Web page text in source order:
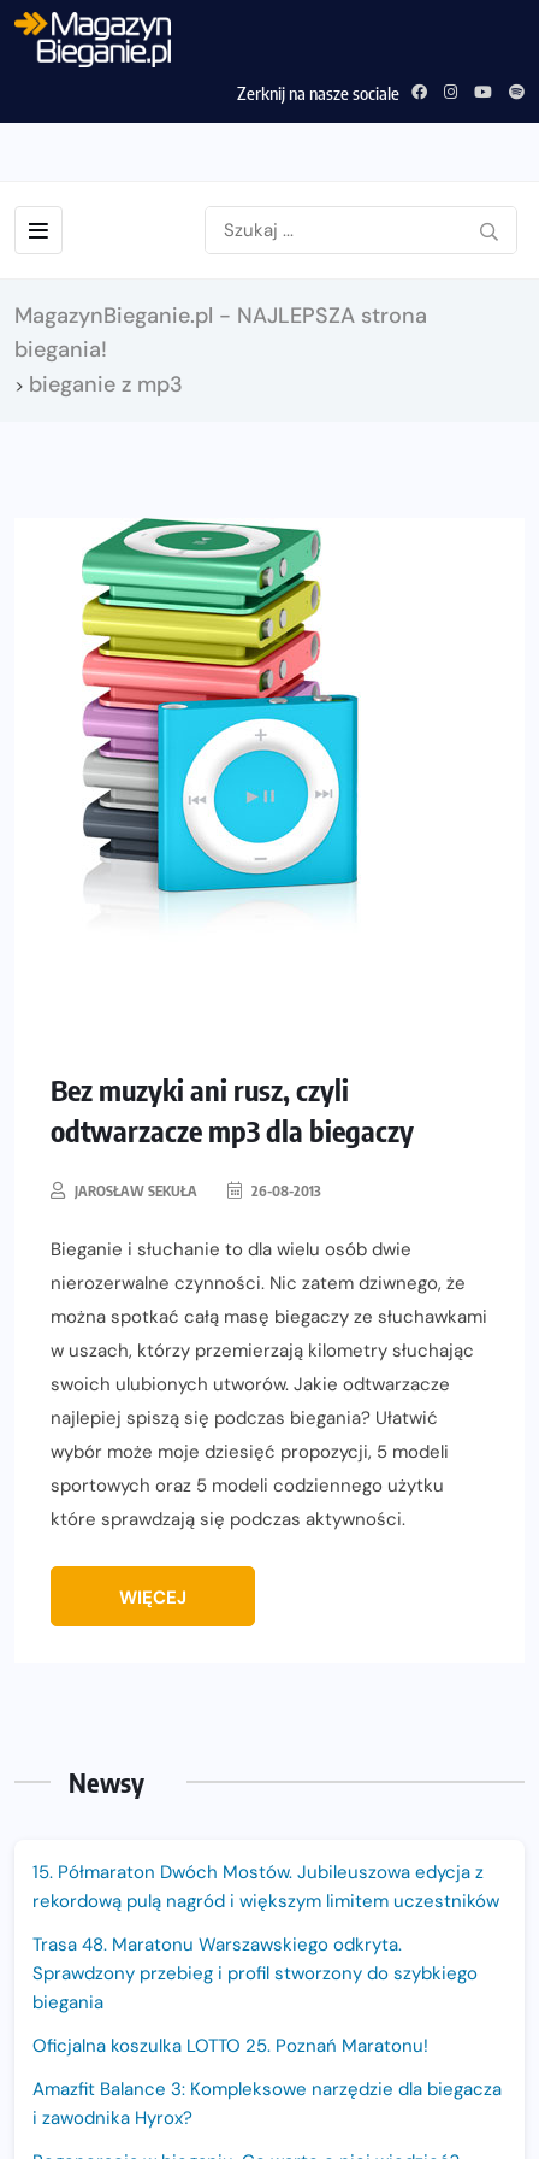
Zerknij na nasze sociale
MagazynBieganie.pl - NAJLEPSZA strona
biegania!
> bieganie z mp3
Bez muzyki ani rusz, czyli
odtwarzacze mp3 dla biegaczy
JAROSŁAW SEKUŁA 26-08-2013
Bieganie i słuchanie to dla wielu osób dwie
nierozerwalne czynności. Nic zatem dziwnego, że
można spotkać całą masę biegaczy ze słuchawkami
w uszach, którzy przemierzają kilometry słuchając
swoich ulubionych utworów. Jakie odtwarzacze
najlepiej spiszą się podczas biegania? Ułatwić
wybór może moje dziesięć propozycji, 5 modeli
sportowych oraz 5 modeli codziennego użytku
które sprawdzają się podczas aktywności.
WIĘCEJ
Newsy
15. Półmaraton Dwóch Mostów. Jubileuszowa edycja z
rekordową pulą nagród i większym limitem uczestników
Trasa 48. Maratonu Warszawskiego odkryta.
Sprawdzony przebieg i profil stworzony do szybkiego
biegania
Oficjalna koszulka LOTTO 25. Poznań Maratonu!
Amazfit Balance 3: Kompleksowe narzędzie dla biegacza
i zawodnika Hyrox?